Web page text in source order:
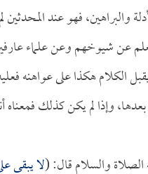
فهو عند المحدثين
عن شيوخهم وعن علماء
الكلام هكذا على عواهنه
وإذا لم يكن كذلك فمعناه
الصلاة والسلام قال: (لا يبقى